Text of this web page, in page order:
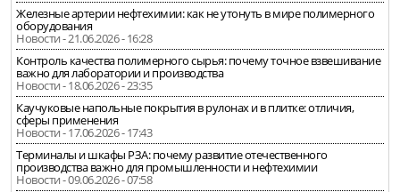
Железные артерии нефтехимии: как не утонуть в мире полимерного
оборудования
Новости - 21.06.2026 - 16:28
Контроль качества полимерного сырья: почему точное взвешивание
важно для лаборатории и производства
Новости - 18.06.2026 - 23:35
Каучуковые напольные покрытия в рулонах и в плитке: отличия,
сферы применения
Новости - 17.06.2026 - 17:43
Терминалы и шкафы РЗА: почему развитие отечественного
производства важно для промышленности и нефтехимии
Новости - 09.06.2026 - 07:58